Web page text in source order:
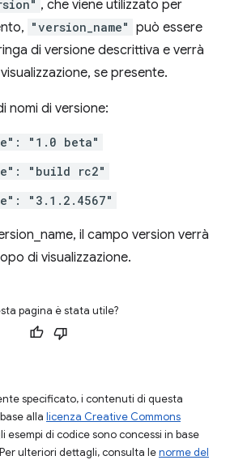
, che viene utilizzato per
"version_name" può essere
di versione descrittiva e verrà
se presente.
nomi di versione:
"1.0 beta"
"build rc2"
"3.1.2.4567"
il campo version verrà
di visualizzazione.
pagina è stata utile?
specificato, i contenuti di questa
alla licenza Creative Commons
esempi di codice sono concessi in base
ulteriori dettagli, consulta lenorme del